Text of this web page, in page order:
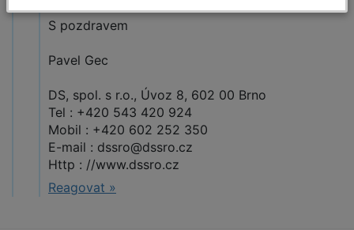
S pozdravem
Pavel Gec
DS, spol. s r.o., Úvoz 8, 602 00 Brno
Tel : +420 543 420 924
Mobil : +420 602 252 350
E-mail : dssro@dssro.cz
Http : //www.dssro.cz
Reagovat »